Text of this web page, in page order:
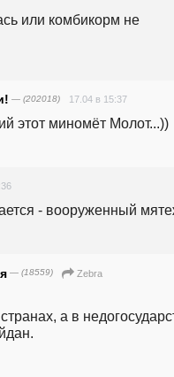
или комбикорм не
— (202018) 17.04 в 15:37
этот миномёт Молот...))
- вооруженный
— (18559)
Zebra
а в